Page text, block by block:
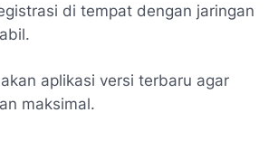
di tempat dengan jaringan
aplikasi versi terbaru agar
maksimal.